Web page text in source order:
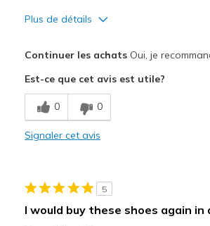
Plus de détails
Breathe Well
Comfortable
Les meilleures utilisations
Continuer les achatsOui, je
Est-ce que cet avis est utile?
0 0
Signaler cet avis
5
I would buy these shoes again